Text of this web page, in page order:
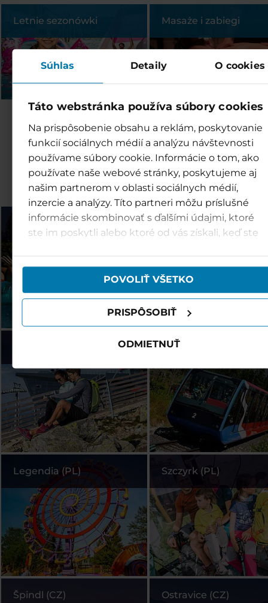
Súhlas Detaily O cookies
Táto webstránka používa súbory cookies
Na prispôsobenie obsahu a reklám, poskytovanie
funkcií sociálnych médií a analýzu návštevnosti
používame súbory cookie. Informácie o tom, ako
používate naše webové stránky, poskytujeme aj
našim partnerom v oblasti sociálnych médií,
inzercie a analýzy. Títo partneri môžu príslušné
informácie skombinovať s ďalšími údajmi, ktoré
ste im poskytli alebo ktoré od vás získali, keď ste
POVOLIŤ VŠETKO
PRISPÔSOBIŤ
ODMIETNUŤ
Letnie sezonówki Masaże i zabiegi
Skorzystaj z globalnej
oferty Tatry Mountain
Resorts
Bešeňová (SK) Tatralandia (SK)
Vysoké Tatry (SK)
Legendia (PL) Szczyrk (PL)
Špindl (CZ) Ostravice (CZ)